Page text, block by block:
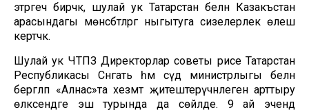
этәргеч бирәчәк, шулай ук Татарстан белән Казакъстан
арасындагы мөнәсәбәтләргә ныгытуга сизелерлек өлеш
кертәчәк.
Шулай ук ЧТПЗ Директорлар советы рәисе Татарстан
Республикасы Сәнәгать һәм сәүдә министрлыгы белән
бергәләп «Алнас»та хезмәт җитештерүчәнлеген арттыру
өлкәсендәге эш турында да сөйләде. 9 ай эчендә